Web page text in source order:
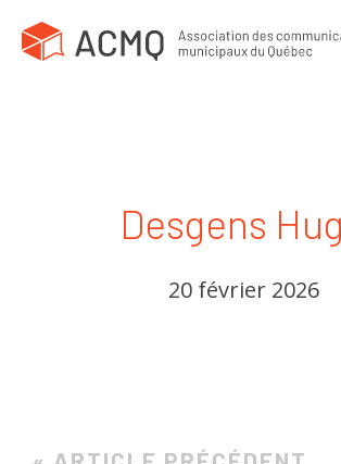
Desgens
20 février 2026